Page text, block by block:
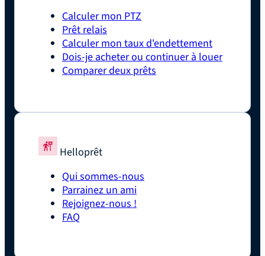
Calculer mon PTZ
Prêt relais
Calculer mon taux d'endettement
Dois-je acheter ou continuer à louer
Comparer deux prêts
Helloprêt
Qui sommes-nous
Parrainez un ami
Rejoignez-nous !
FAQ